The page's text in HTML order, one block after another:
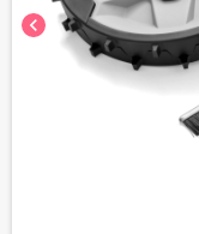
chevron_left